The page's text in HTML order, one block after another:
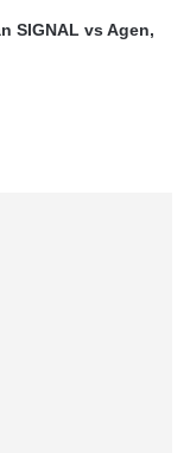
SIGNAL vs Agen,